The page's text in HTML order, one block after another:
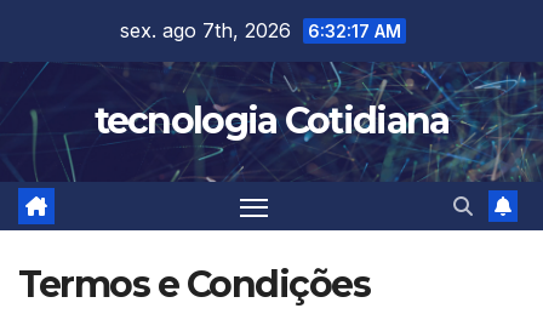
content
sex. ago 7th, 2026 6:32:18 AM
tecnologia Cotidiana
Termos e Condições